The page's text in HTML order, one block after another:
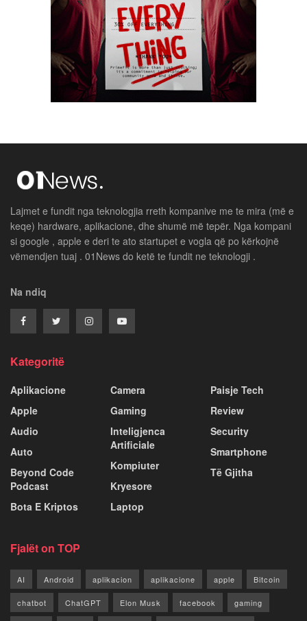
Lajmet e fundit nga teknologjia rreth kompanive me te mira (më e
keqe) hardware, aplikacione, dhe shumë më tepër. Nga kompani
si google , apple e deri te ato startupet e vogla që po kërkojnë
vëmendjen tuaj . 01News do ketë te fundit ne teknologji .
Na ndiq
Kategoritë
Aplikacione
Apple
Audio
Auto
Beyond Code
Podcast
Bota E Kriptos
Camera
Gaming
Inteligjenca
Artificiale
Kompiuter
Kryesore
Laptop
Paisje Tech
Review
Security
Smartphone
Të Gjitha
Fjalët on TOP
AI Android aplikacion aplikacione apple Bitcoin
chatbot ChatGPT Elon Musk facebook gaming